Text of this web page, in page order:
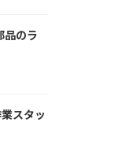
品のラ
スタッ